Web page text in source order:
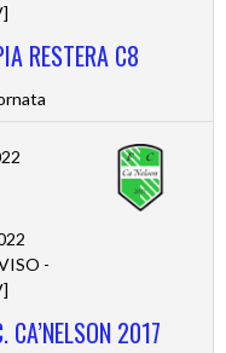
RESTERA C8
-
2017